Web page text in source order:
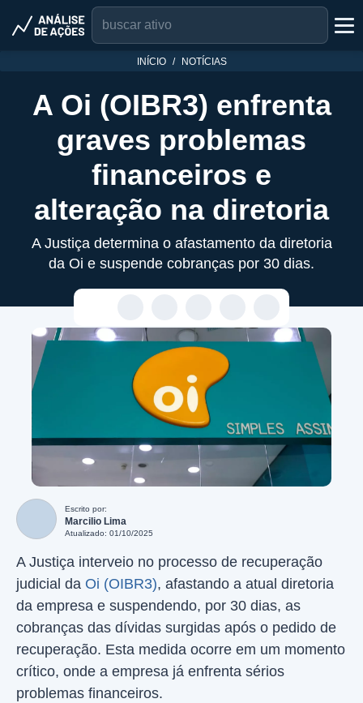
INÍCIO NOTÍCIAS
A Oi (OIBR3) enfrenta
graves problemas
financeiros e
alteração na diretoria
A Justiça determina o afastamento da diretoria
da Oi e suspende cobranças por 30 dias.
Escrito por:
Marcilio Lima
Atualizado: 01/10/2025
A Justiça interveio no processo de recuperação
judicial da Oi (OIBR3), afastando a atual diretoria
da empresa e suspendendo, por 30 dias, as
cobranças das dívidas surgidas após o pedido de
recuperação. Esta medida ocorre em um momento
crítico, onde a empresa já enfrenta sérios
problemas financeiros.